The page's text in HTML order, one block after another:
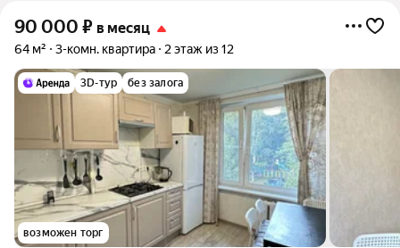
90 000 ₽ в месяц
64 м² 3-комн. квартира 2 этаж из 12
3D-тур без залога
возможен торг